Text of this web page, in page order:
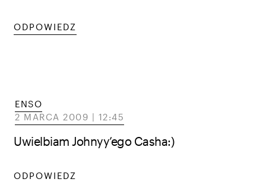
ODPOWIEDZ
ENSO
2 MARCA 2009 | 12:45
Uwielbiam Johnyy’ego Casha:)
ODPOWIEDZ